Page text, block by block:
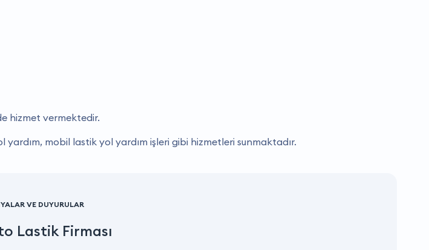
hizmet vermektedir.
mobil lastik yol yardım işleri gibi hizmetleri sunmaktadır.
VE DUYURULAR
Lastik Firması